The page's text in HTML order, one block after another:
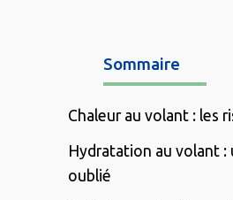
Sommaire
Chaleur au volant : les
Hydratation au volant :
oublié